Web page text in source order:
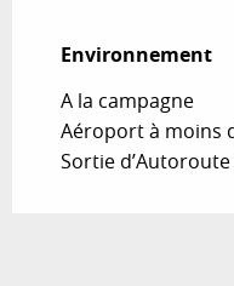
Environnement
Environnement
A la campagne
Aéroport à moins
Sortie